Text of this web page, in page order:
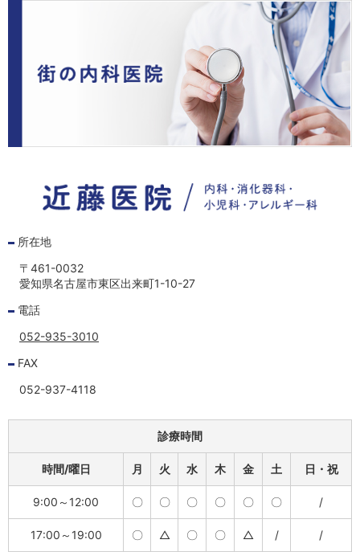
2026年、８月14日(金)〜８月18日(火)はお盆期間のため休
なお、電話での対応は可能な範囲でいたし
ます。悪しからずご了承下さい。
2025年、超音波検査装置を更新しました。
以前使用していたアロカ社α－7という超音波検査装置がそ
年10月にFUJIFILMのARIETTA750DeepInsight SEを導入い
たしました。トリビアですが、メーカーは変わったわけで
す。医療機器の会社の競争は世界が相手ですのでかなり厳
しいようですね。
今回の機種も肝硬度の測定や造影超音波検査も可能です。
で特に力を入れていますので腹部、心臓、前立腺、膀胱、
甲状腺、乳腺、血管、関節などを詳しく調べることができ
2024年６月より保険制度の変更に伴い、高血圧症、脂質異
常症、糖尿病の３つの生活習慣病について治療方針などを
記載した書類をお渡ししてサインをしていただくことにな
りました。これまで以上に診察に時間がかかり、お待たせ
することもあるとは思いますが、悪しからずご了承くださ
い。
2024/06/23
所在地
〒461-0032
愛知県名古屋市東区出来町1-10-27
電話
052-935-3010
FAX
052-937-4118
診療時間
時間/曜日 月 火 水 木 金 土 日・祝
9:00～12:00 〇 〇 〇 〇 〇 〇 /
17:00～19:00 〇 △ 〇 〇 △ / /